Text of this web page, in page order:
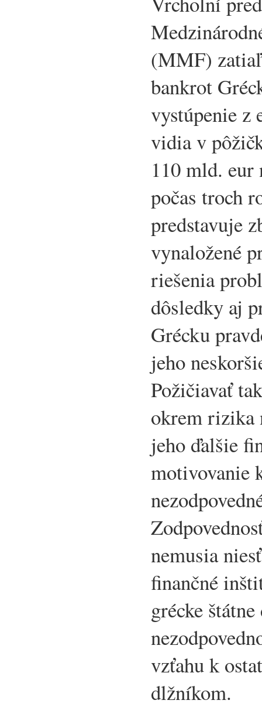
(MMF)
bankrot
vystúpenie z
vidia v
110 mld.
počas troch
predstavuje
vynaložené
riešenia
dôsledky aj
Grécku
jeho
Požičiavať
okrem rizika
jeho ďalšie
motivovanie
nemusia
finančné
grécke
vzťahu k
dlžníkom.